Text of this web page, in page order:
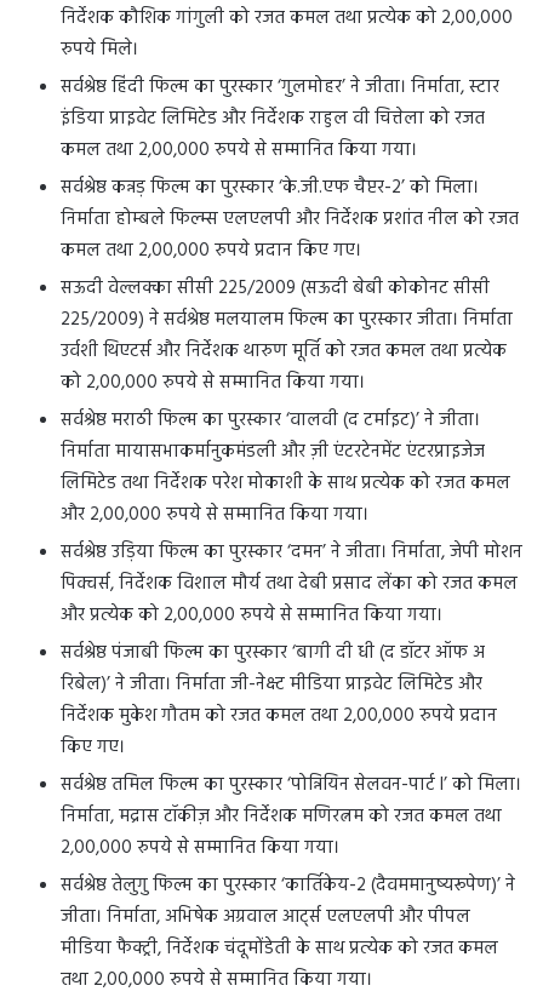
निर्देशक कौशिक गांगुली को रजत कमल तथा प्रत्येक को 2,00,000
रुपये मिले।
सर्वश्रेष्ठ हिंदी फिल्म का पुरस्कार ‘गुलमोहर’ ने जीता। निर्माता, स्टार
इंडिया प्राइवेट लिमिटेड और निर्देशक राहुल वी चित्तेला को रजत
कमल तथा 2,00,000 रुपये से सम्मानित किया गया।
सर्वश्रेष्ठ कन्नड़ फिल्म का पुरस्कार ‘के.जी.एफ चैप्टर-2’ को मिला।
निर्माता होम्बले फिल्म्स एलएलपी और निर्देशक प्रशांत नील को रजत
कमल तथा 2,00,000 रुपये प्रदान किए गए।
सऊदी वेल्लक्का सीसी 225/2009 (सऊदी बेबी कोकोनट सीसी
225/2009) ने सर्वश्रेष्ठ मलयालम फिल्म का पुरस्कार जीता। निर्माता
उर्वशी थिएटर्स और निर्देशक थारुण मूर्ति को रजत कमल तथा प्रत्येक
को 2,00,000 रुपये से सम्मानित किया गया।
सर्वश्रेष्ठ मराठी फिल्म का पुरस्कार ‘वालवी (द टर्माइट)’ ने जीता।
निर्माता मायासभाकर्मानुकमंडली और ज़ी एंटरटेनमेंट एंटरप्राइजेज
लिमिटेड तथा निर्देशक परेश मोकाशी के साथ प्रत्येक को रजत कमल
और 2,00,000 रुपये से सम्मानित किया गया।
सर्वश्रेष्ठ उड़िया फिल्म का पुरस्कार ‘दमन’ ने जीता। निर्माता, जेपी मोशन
पिक्चर्स, निर्देशक विशाल मौर्य तथा देबी प्रसाद लेंका को रजत कमल
और प्रत्येक को 2,00,000 रुपये से सम्मानित किया गया।
सर्वश्रेष्ठ पंजाबी फिल्म का पुरस्कार ‘बागी दी धी (द डॉटर ऑफ अ
रिबेल)’ ने जीता। निर्माता जी-नेक्स्ट मीडिया प्राइवेट लिमिटेड और
निर्देशक मुकेश गौतम को रजत कमल तथा 2,00,000 रुपये प्रदान
किए गए।
सर्वश्रेष्ठ तमिल फिल्म का पुरस्कार ‘पोन्नियिन सेलवन-पार्ट I’ को मिला।
निर्माता, मद्रास टॉकीज़ और निर्देशक मणिरत्नम को रजत कमल तथा
2,00,000 रुपये से सम्मानित किया गया।
सर्वश्रेष्ठ तेलुगु फिल्म का पुरस्कार ‘कार्तिकेय-2 (दैवममानुष्यरूपेण)’ ने
जीता। निर्माता, अभिषेक अग्रवाल आर्ट्स एलएलपी और पीपल
मीडिया फैक्ट्री, निर्देशक चंदूमोंडेती के साथ प्रत्येक को रजत कमल
तथा 2,00,000 रुपये से सम्मानित किया गया।